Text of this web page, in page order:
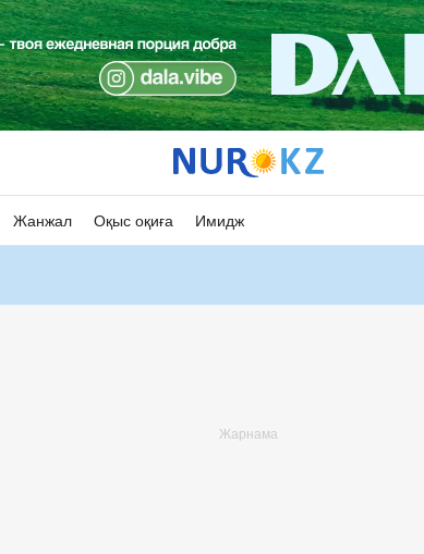
Жанжал Оқыс оқиға Имидж